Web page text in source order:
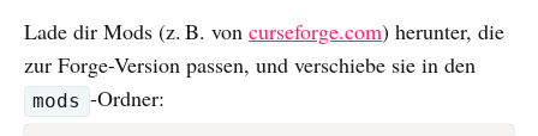
Lade dir Mods (z. B. von curseforge.com) herunter, die
zur Forge-Version passen, und verschiebe sie in den
mods -Ordner: